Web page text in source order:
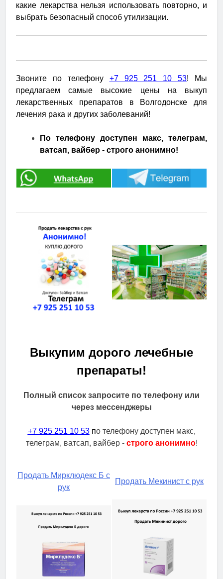
какие лекарства нельзя использовать повторно, и
выбрать безопасный способ утилизации.
Звоните по телефону +7 925 251 10 53! Мы
предлагаем самые высокие цены на выкуп
лекарственных препаратов в Волгодонске для
лечения рака и других заболеваний!
По телефону доступен макс, телеграм,
ватсап, вайбер - строго анонимно!
Выкупим дорого лечебные
препараты!
Полный список запросите по телефону или
через мессенджеры
+7 925 251 10 53по телефону доступен макс,
телеграм, ватсап, вайбер - строго анонимно!
Продать Мирклюдекс Б с
рук
Продать Мекинист с рук